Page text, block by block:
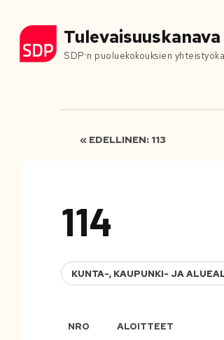
Tulevaisuuskanava
SDP:n puoluekokouksien
« EDELLINEN: 113
114
KUNTA-, KAUPUNKI- JA
NRO ALOITTEET